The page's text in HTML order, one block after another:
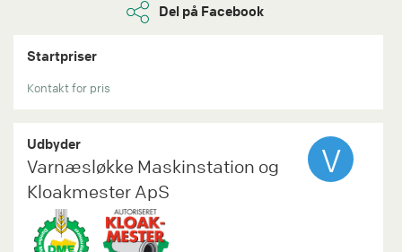
Del på Facebook
Startpriser
Kontakt for pris
Udbyder
Varnæsløkke Maskinstation og
Kloakmester ApS
V